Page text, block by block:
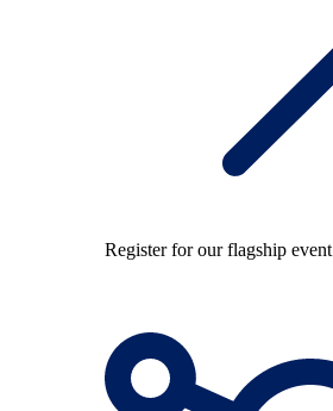
Register for our flagship event